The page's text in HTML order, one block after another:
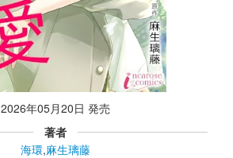
2026年05月20日 発売
著者
海環,麻生璃藤